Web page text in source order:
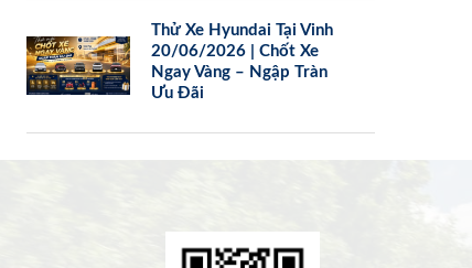
Thử Xe Hyundai Tại Vinh
20/06/2026 | Chốt Xe
Ngay Vàng – Ngập Tràn
Ưu Đãi